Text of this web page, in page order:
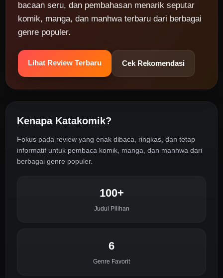
bacaan seru, dan pembahasan menarik seputar
komik, manga, dan manhwa terbaru dari berbagai
genre populer.
Lihat Review Terbaru Cek Rekomendasi
Kenapa Katakomik?
Fokus pada review yang enak dibaca, ringkas, dan tetap
informatif untuk pembaca komik, manga, dan manhwa dari
berbagai genre populer.
100+
Judul Pilihan
6
Genre Favorit